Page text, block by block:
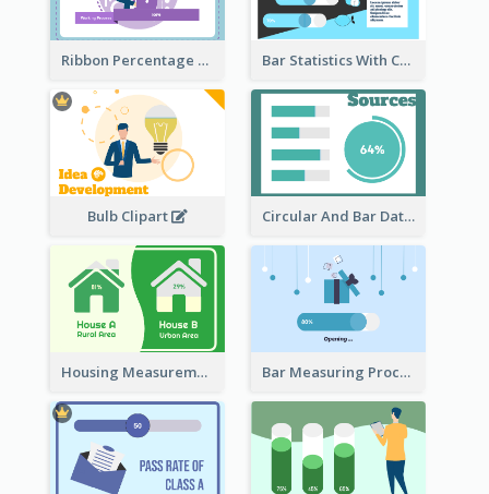
Ribbon Percentage Measurement Bar Statistics With Comparison
Bulb Clipart Circular And Bar Data
Housing Measurement Comparison Bar Measuring Process